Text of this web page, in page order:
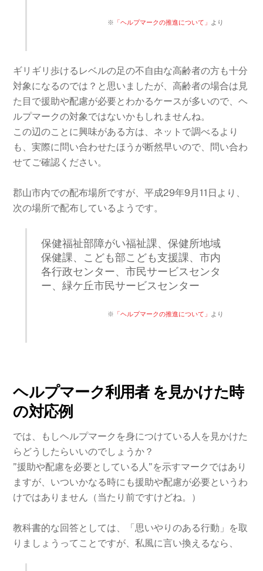
※ 「ヘルプマークの推進について」 より
ギリギリ歩けるレベルの足の不自由な高齢者の方も十分
対象になるのでは？と思いましたが、高齢者の場合は見
た目で援助や配慮が必要とわかるケースが多いので、ヘ
ルプマークの対象ではないかもしれませんね。
この辺のことに興味がある方は、ネットで調べるより
も、実際に問い合わせたほうが断然早いので、問い合わ
せてご確認ください。
郡山市内での配布場所ですが、平成29年9月11日より、
次の場所で配布しているようです。
保健福祉部障がい福祉課、保健所地域
保健課、こども部こども支援課、市内
各行政センター、市民サービスセンタ
ー、緑ケ丘市民サービスセンター
※ 「ヘルプマークの推進について」 より
ヘルプマーク利用者 を見かけた時
の対応例
では、もしヘルプマークを身につけている人を見かけた
らどうしたらいいのでしょうか？
”援助や配慮を必要としている人”を示すマークではあり
ますが、いついかなる時にも援助や配慮が必要というわ
けではありません（当たり前ですけどね。）
教科書的な回答としては、「思いやりのある行動」を取
りましょうってことですが、私風に言い換えるなら、